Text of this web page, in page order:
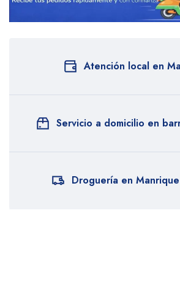
Atención local en
Servicio a domicilio en
Droguería en